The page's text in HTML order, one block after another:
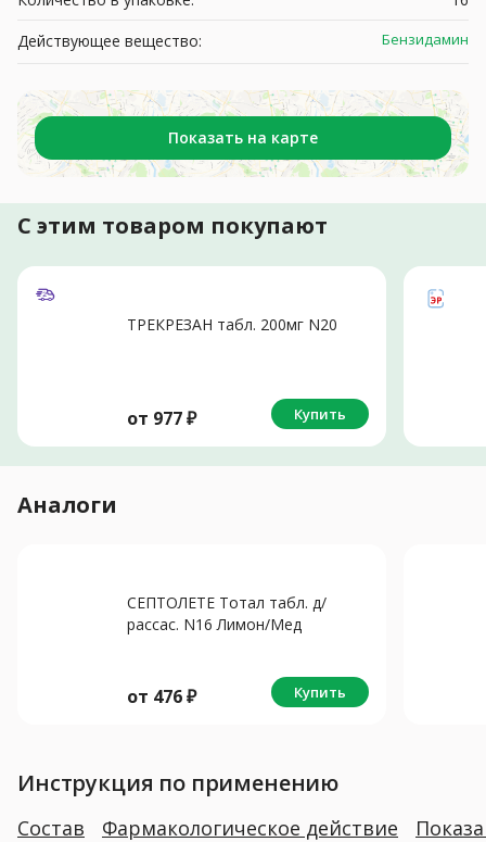
Действующее вещество:
Бензидамин
Показать на карте
С этим товаром покупают
ТРЕКРЕЗАН табл. 200мг N20
от 977₽ Купить
Аналоги
СЕПТОЛЕТЕ Тотал табл. д/
рассас. N16 Лимон/Мед
от 476₽ Купить
Инструкция по применению
Состав Фармакологическое действие